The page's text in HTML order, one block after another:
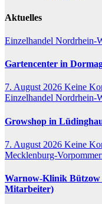
Aktuelles
Einzelhandel Nordrhein-
Gartencenter in
7. August 2026 Keine
Einzelhandel Nordrhein-
Growshop in
7. August 2026 Keine
Mecklenburg-
Warnow-Klinik Bützow
Mitarbeiter)